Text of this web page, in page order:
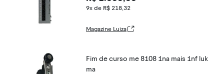
9x de R$ 218,32
Magazine Luiza
Fim de curso me 8108 1na mais 1nf luk
ma